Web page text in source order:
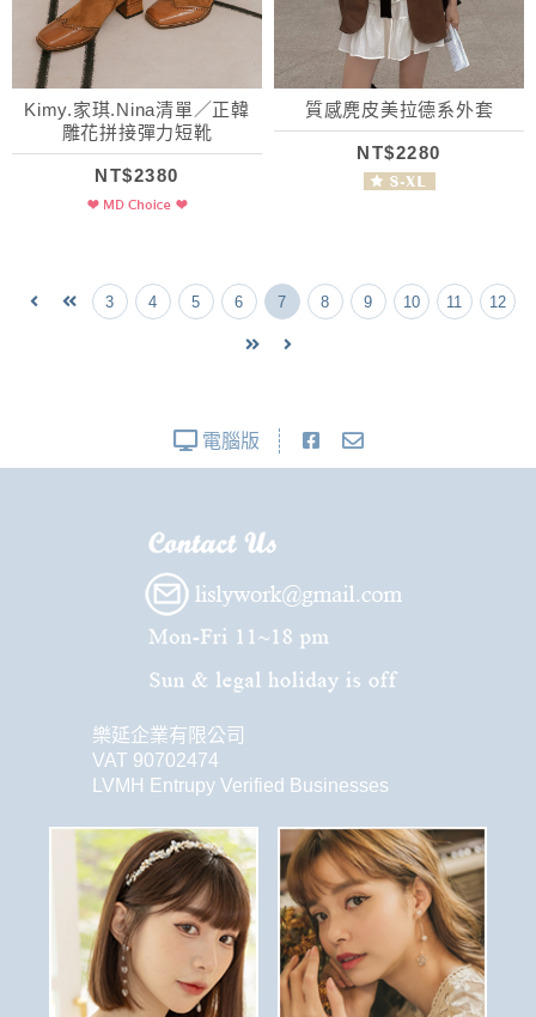
Kimy.家琪.Nina清單／正韓
雕花拼接彈力短靴
NT$2380
質感麂皮美拉德系外套
NT$2280
3 4 5 6 7 8 9 10 11 12
電腦版
樂延企業有限公司
VAT 90702474
LVMH Entrupy Verified Businesses